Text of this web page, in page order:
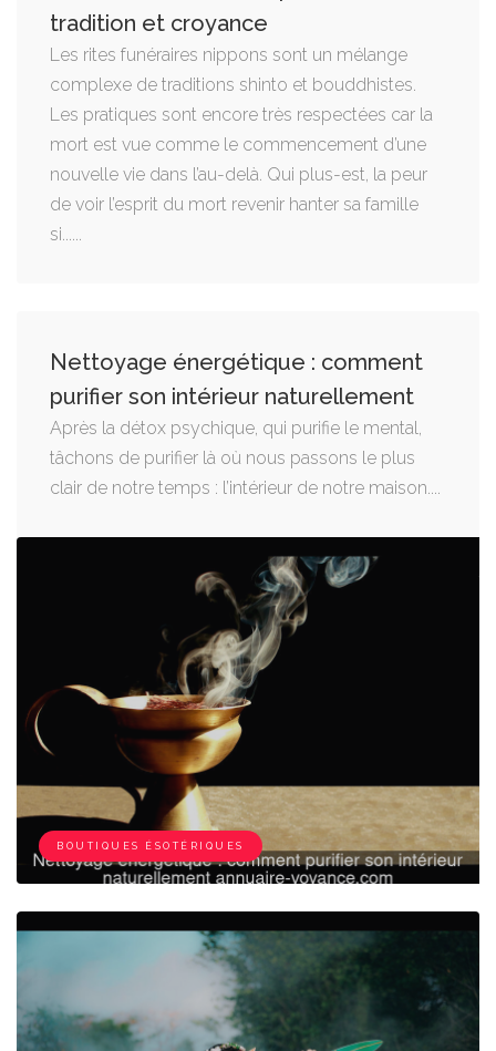
tradition et croyance
Les rites funéraires nippons sont un mélange
complexe de traditions shinto et bouddhistes.
Les pratiques sont encore très respectées car la
mort est vue comme le commencement d’une
nouvelle vie dans l’au-delà. Qui plus-est, la peur
de voir l’esprit du mort revenir hanter sa famille
si......
Nettoyage énergétique : comment
purifier son intérieur naturellement
Après la détox psychique, qui purifie le mental,
tâchons de purifier là où nous passons le plus
clair de notre temps : l’intérieur de notre maison....
BOUTIQUES ÉSOTÉRIQUES